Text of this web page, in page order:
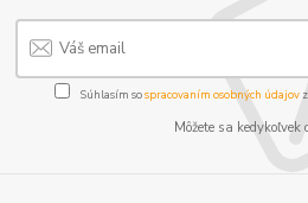
Súhlasím sospracovaním osobných údajov
Môžete sa kedykoľvek